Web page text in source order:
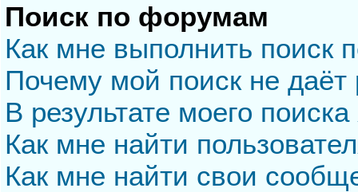
Поиск по форумам
Как мне выполнить
Почему мой поиск не даёт
В результате моего
Как мне найти
Как мне найти свои